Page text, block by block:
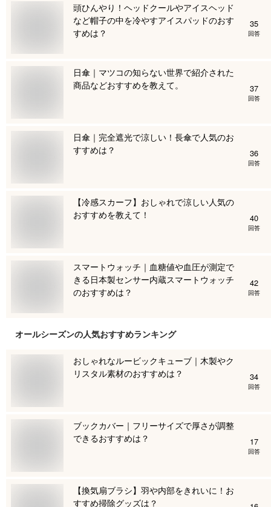
頭ひんやり！ヘッドクールやアイスヘッド
など帽子の中を冷やすアイスパッドのおす
すめは？
35
回答
日傘｜マツコの知らない世界で紹介された
商品などおすすめを教えて。
37
回答
日傘｜完全遮光で涼しい！長傘で人気のお
すすめは？
36
回答
【冷感スカーフ】おしゃれで涼しい人気の
おすすめを教えて！
40
回答
スマートウォッチ｜血糖値や血圧が測定で
きる日本製センサー内蔵スマートウォッチ
のおすすめは？
42
回答
オールシーズンの人気おすすめランキング
おしゃれなルービックキューブ｜木製やク
リスタル素材のおすすめは？
34
回答
ブックカバー｜フリーサイズで厚さが調整
できるおすすめは？
17
回答
【換気扇ブラシ】羽や内部をきれいに！お
すすめ掃除グッズは？